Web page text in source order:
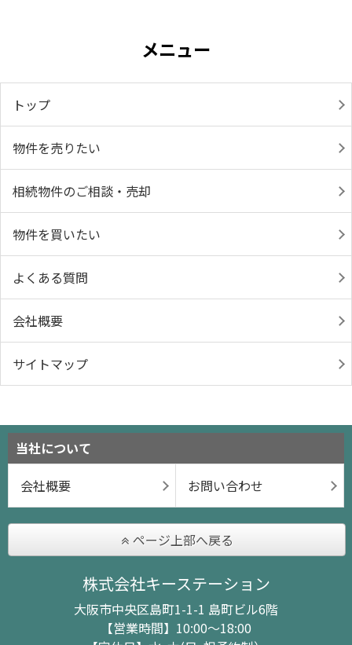
メニュー
トップ
物件を売りたい
相続物件のご相談・売却
物件を買いたい
よくある質問
会社概要
サイトマップ
当社について
会社概要
お問い合わせ
ページ上部へ戻る
株式会社キーステーション
大阪市中央区島町1-1-1 島町ビル6階
【営業時間】10:00～18:00